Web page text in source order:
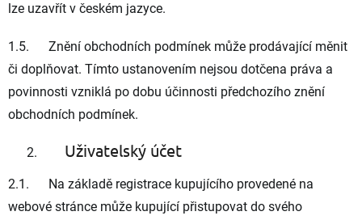
lze uzavřít v českém jazyce.
1.5. Znění obchodních podmínek může prodávající měnit
či doplňovat. Tímto ustanovením nejsou dotčena práva a
povinnosti vzniklá po dobu účinnosti předchozího znění
obchodních podmínek.
Uživatelský účet
2.1. Na základě registrace kupujícího provedené na
webové stránce může kupující přistupovat do svého